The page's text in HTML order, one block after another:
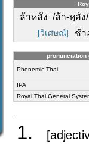
ล้าหลัง /ล้า-หฺลัง/
[วิเศษณ์] ช้า
pronunciation
Phonemic Thai
IPA
Royal Thai General
1.